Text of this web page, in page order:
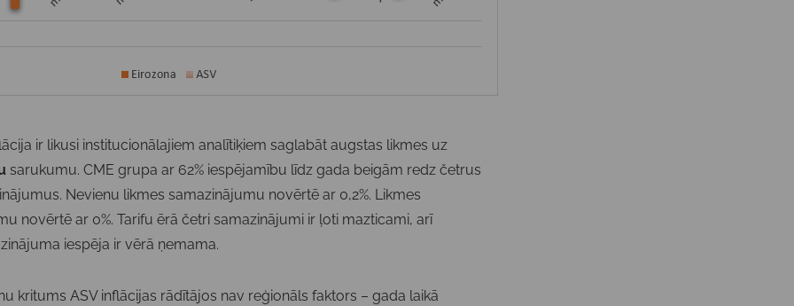
ir likusi institucionālajiem analītiķiem saglabāt augstas likmes uz
sarukumu. CME grupa ar 62% iespējamību līdz gada beigām redz četrus
Nevienu likmes samazinājumu novērtē ar 0,2%. Likmes
novērtē ar 0%. Tarifu ērā četri samazinājumi ir ļoti mazticami, arī
iespēja ir vērā ņemama.
kritums ASV inflācijas rādītājos nav reģionāls faktors – gada laikā